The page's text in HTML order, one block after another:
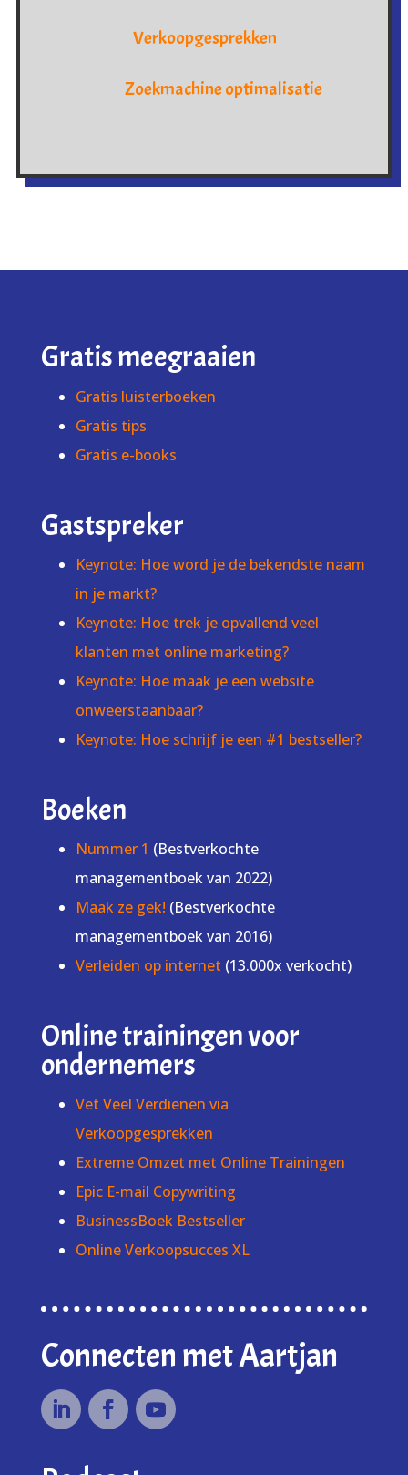
Verkoopgesprekken
Zoekmachine optimalisatie
Gratis meegraaien
Gratis luisterboeken
Gratis tips
Gratis e-books
Gastspreker
Keynote: Hoe word je de bekendste naam
in je markt?
Keynote: Hoe trek je opvallend veel
klanten met online marketing?
Keynote: Hoe maak je een website
onweerstaanbaar?
Keynote: Hoe schrijf je een #1 bestseller?
Boeken
Nummer 1 (Bestverkochte
managementboek van 2022)
Maak ze gek! (Bestverkochte
managementboek van 2016)
Verleiden op internet (13.000x verkocht)
Online trainingen voor
ondernemers
Vet Veel Verdienen via
Verkoopgesprekken
Extreme Omzet met Online Trainingen
Epic E-mail Copywriting
BusinessBoek Bestseller
Online Verkoopsucces XL
Connecten met Aartjan